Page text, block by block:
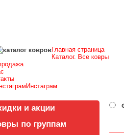
Главная страница
Каталог. Все ковры
Инстаграм
и акции
по группам